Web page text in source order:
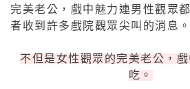
完美老公，戲中魅力連男性觀眾
者收到許多戲院觀眾尖叫的消息。
不但是女性觀眾的完美老公，
吃。